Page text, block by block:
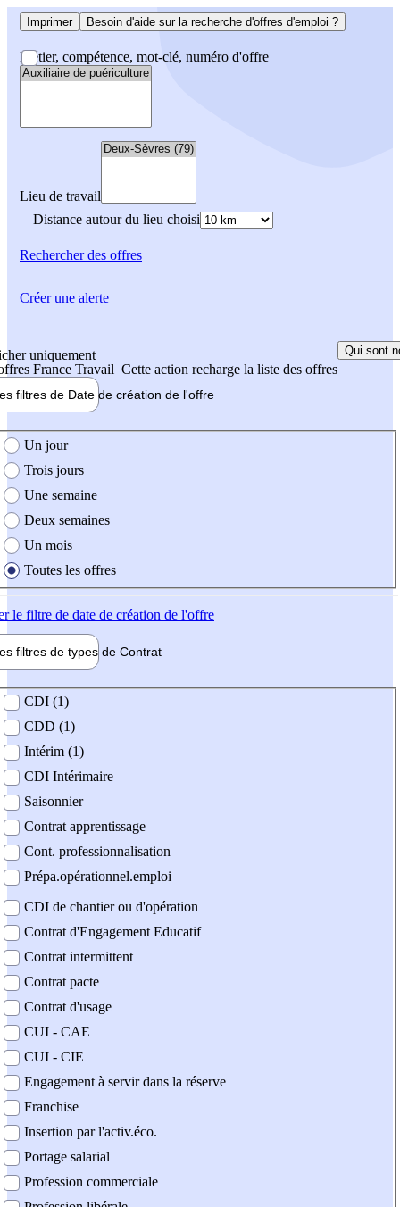
Imprimer Besoin d'aide sur la recherche d'offres d'emploi ?
Métier, compétence, mot-clé, numéro d'offre
Lieu de travail
Distance autour du lieu choisi
Rechercherdes offres
uniquement
France Travail Cette action recharge la liste des offres
Qui sont
filtres de Date de création de l'offre
création de l'offre
Un jour
Trois jours
Une semaine
Deux semaines
Un mois
Toutes les offres
le filtre de date de création de l'offre
filtres de types de Contrat
contrat
CDI (1)
CDD (1)
Intérim (1)
CDI Intérimaire
Saisonnier
Contrat apprentissage
Cont. professionnalisation
Prépa.opérationnel.emploi
CDI de chantier ou d'opération
Contrat d'Engagement Educatif
Contrat intermittent
Contrat pacte
Contrat d'usage
CUI - CAE
CUI - CIE
Engagement à servir dans la réserve
Franchise
Insertion par l'activ.éco.
Portage salarial
Profession commerciale
Créer une alerte